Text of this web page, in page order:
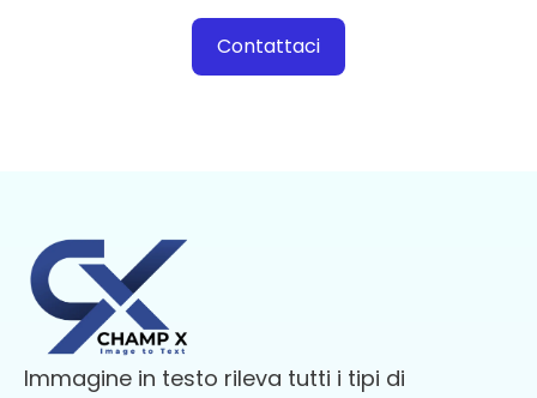
Contattaci
Immagine in testo rileva tutti i tipi di